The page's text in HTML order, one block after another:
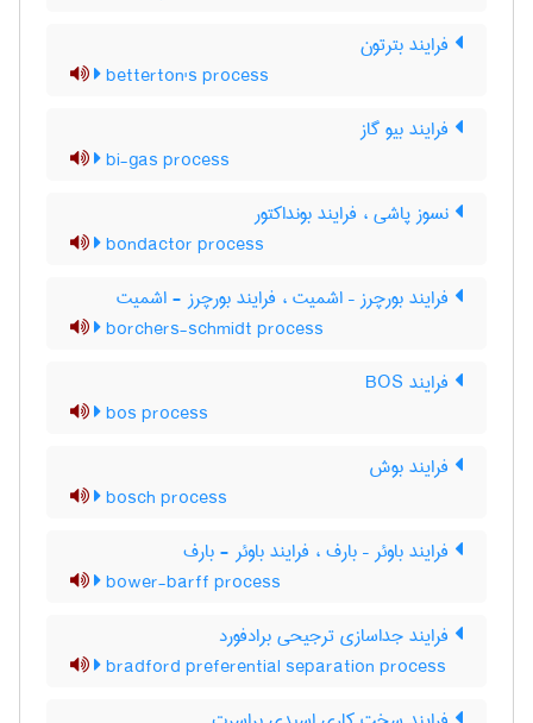
فرایند بترتون
betterton's process
فرایند بیو گاز
bi-gas process
نسوز پاشی ، فرایند بونداکتور
bondactor process
فرایند بورچرز – اشمیت ، فرایند بورچرز - اشمیت
borchers-schmidt process
فرایند BOS
bos process
فرایند بوش
bosch process
فرایند باوئر – بارف ، فرایند باوئر - بارف
bower-barff process
فرایند جداسازی ترجیحی برادفورد
bradford preferential separation process